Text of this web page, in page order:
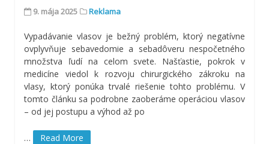
9. mája 2025 Reklama
Vypadávanie vlasov je bežný problém, ktorý negatívne
ovplyvňuje sebavedomie a sebadôveru nespočetného
množstva ľudí na celom svete. Našťastie, pokrok v
medicíne viedol k rozvoju chirurgického zákroku na
vlasy, ktorý ponúka trvalé riešenie tohto problému. V
tomto článku sa podrobne zaoberáme operáciou vlasov
– od jej postupu a výhod až po
… Read More